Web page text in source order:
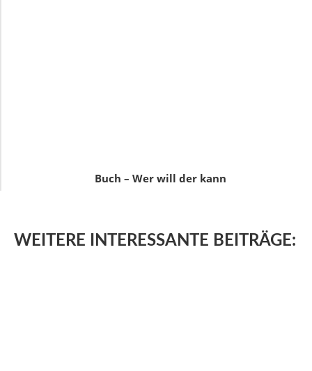
Buch – Wer will der kann
WEITERE INTERESSANTE BEITRÄGE: